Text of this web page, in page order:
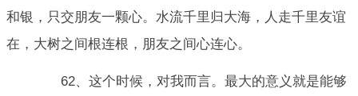
和银，只交朋友一颗心。水流千里归大海，人走千里友谊
在，大树之间根连根，朋友之间心连心。
62、这个时候，对我而言。最大的意义就是能够